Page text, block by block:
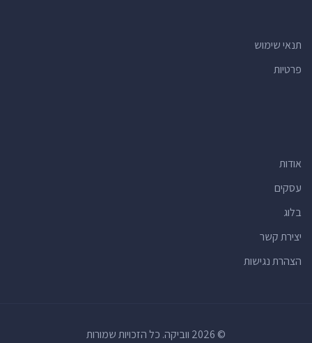
תנאי שימוש
פרטיות
אודות
עסקים
בלוג
יצירת קשר
הצהרת נגישות
© 2026 ווביקה. כל הזכויות שמורות